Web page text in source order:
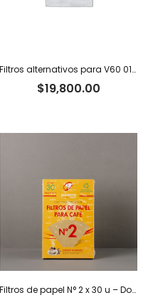
Filtros alternativos para V60 01 x 100 u.
$19,800.00
Filtros de papel N° 2 x 30 u – Domestic